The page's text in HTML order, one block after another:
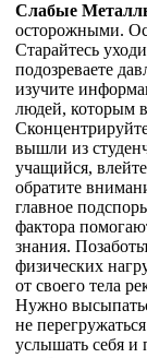
Слабые
осторожными.
Старайтесь
подозреваете
изучите
людей, которым
вышли из
учащийся,
обратите
главное
фактора
знания.
физических
от своего тела
Нужно
не
услышать себя и